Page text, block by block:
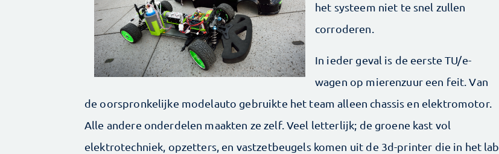
het systeem niet te snel zullen
corroderen.
In ieder geval is de eerste TU/e-
wagen op mierenzuur een feit. Van
de oorspronkelijke modelauto gebruikte het team alleen chassis en elektromotor.
Alle andere onderdelen maakten ze zelf. Veel letterlijk; de groene kast vol
elektrotechniek, opzetters, en vastzetbeugels komen uit de 3d-printer die in het lab